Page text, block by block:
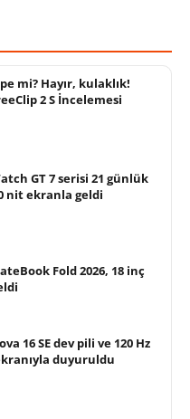
mi? Hayır, kulaklık!
2 S İncelemesi
GT 7 serisi 21 günlük
nit ekranla geldi
Fold 2026, 18 inç
16 SE dev pili ve 120 Hz
duyuruldu